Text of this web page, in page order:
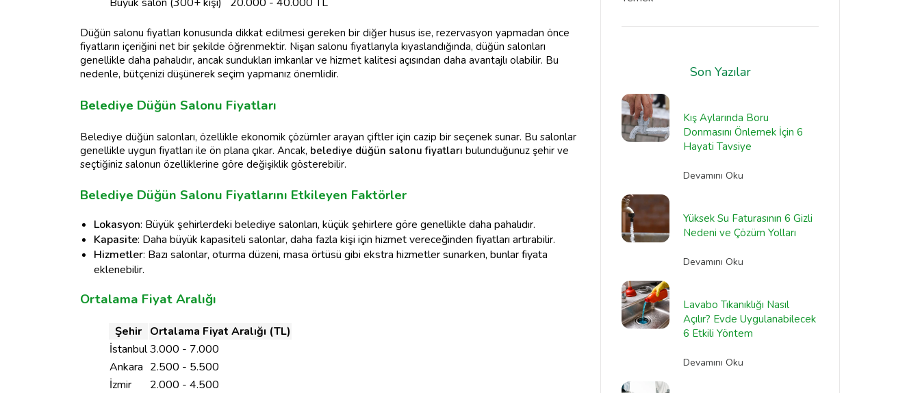
Düğün salonu fiyatları konusunda dikkat edilmesi gereken bir diğer husus ise, rezervasyon yapmadan önce
fiyatların içeriğini net bir şekilde öğrenmektir. Nişan salonu fiyatlarıyla kıyaslandığında, düğün salonları
genellikle daha pahalıdır, ancak sundukları imkanlar ve hizmet kalitesi açısından daha avantajlı olabilir. Bu
nedenle, bütçenizi düşünerek seçim yapmanız önemlidir.
Belediye Düğün Salonu Fiyatları
Belediye düğün salonları, özellikle ekonomik çözümler arayan çiftler için cazip bir seçenek sunar. Bu salonlar
genellikle uygun fiyatları ile ön plana çıkar. Ancak, belediye düğün salonu fiyatları bulunduğunuz şehir ve
seçtiğiniz salonun özelliklerine göre değişiklik gösterebilir.
Belediye Düğün Salonu Fiyatlarını Etkileyen Faktörler
Lokasyon: Büyük şehirlerdeki belediye salonları, küçük şehirlere göre genellikle daha pahalıdır.
Kapasite: Daha büyük kapasiteli salonlar, daha fazla kişi için hizmet vereceğinden fiyatları artırabilir.
Hizmetler: Bazı salonlar, oturma düzeni, masa örtüsü gibi ekstra hizmetler sunarken, bunlar fiyata
eklenebilir.
Ortalama Fiyat Aralığı
Şehir Ortalama Fiyat Aralığı (TL)
İstanbul3.000 - 7.000
Ankara 2.500 - 5.500
İzmir
2.000 - 4.500
Son Yazılar
Kış Aylarında Boru
Donmasını Önlemek İçin 6
Hayati Tavsiye
Devamını Oku
Yüksek Su Faturasının 6 Gizli
Nedeni ve Çözüm Yolları
Devamını Oku
Lavabo Tıkanıklığı Nasıl
Açılır? Evde Uygulanabilecek
6 Etkili Yöntem
Devamını Oku